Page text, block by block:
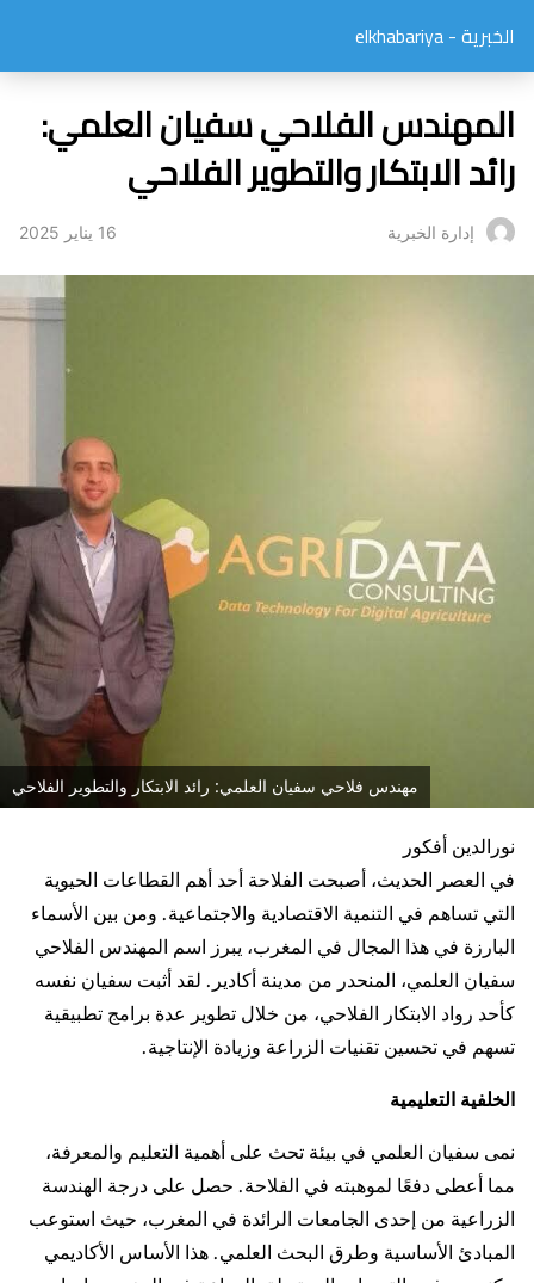
الخبرية - elkhabariya
المهندس الفلاحي سفيان العلمي:
رائد الابتكار والتطوير الفلاحي
إدارة الخبرية 16 يناير 2025
مهندس فلاحي سفيان العلمي: رائد الابتكار والتطوير الفلاحي
نورالدين أفكور
في العصر الحديث، أصبحت الفلاحة أحد أهم القطاعات الحيوية
التي تساهم في التنمية الاقتصادية والاجتماعية. ومن بين الأسماء
البارزة في هذا المجال في المغرب، يبرز اسم المهندس الفلاحي
سفيان العلمي، المنحدر من مدينة أكادير. لقد أثبت سفيان نفسه
كأحد رواد الابتكار الفلاحي، من خلال تطوير عدة برامج تطبيقية
تسهم في تحسين تقنيات الزراعة وزيادة الإنتاجية.
الخلفية التعليمية
نمى سفيان العلمي في بيئة تحث على أهمية التعليم والمعرفة،
مما أعطى دفعًا لموهبته في الفلاحة. حصل على درجة الهندسة
الزراعية من إحدى الجامعات الرائدة في المغرب، حيث استوعب
المبادئ الأساسية وطرق البحث العلمي. هذا الأساس الأكاديمي